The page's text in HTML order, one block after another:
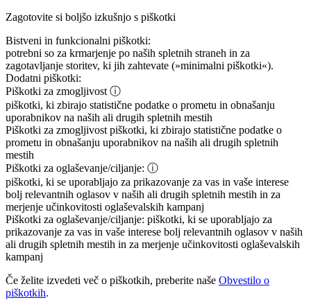
Zagotovite si boljšo izkušnjo s piškotki
Bistveni in funkcionalni piškotki:
potrebni so za krmarjenje po naših spletnih straneh in za
zagotavljanje storitev, ki jih zahtevate (»minimalni piškotki«).
Dodatni piškotki:
Piškotki za zmogljivost ⓘ
piškotki, ki zbirajo statistične podatke o prometu in obnašanju
uporabnikov na naših ali drugih spletnih mestih
Piškotki za zmogljivost piškotki, ki zbirajo statistične podatke o
prometu in obnašanju uporabnikov na naših ali drugih spletnih
mestih
Piškotki za oglaševanje/ciljanje: ⓘ
piškotki, ki se uporabljajo za prikazovanje za vas in vaše interese
bolj relevantnih oglasov v naših ali drugih spletnih mestih in za
merjenje učinkovitosti oglaševalskih kampanj
Piškotki za oglaševanje/ciljanje: piškotki, ki se uporabljajo za
prikazovanje za vas in vaše interese bolj relevantnih oglasov v naših
ali drugih spletnih mestih in za merjenje učinkovitosti oglaševalskih
kampanj
Če želite izvedeti več o piškotkih, preberite naše Obvestilo o
piškotkih.